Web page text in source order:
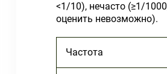
<1/10), нечасто (≥1/
оценить невозможно).
Частота